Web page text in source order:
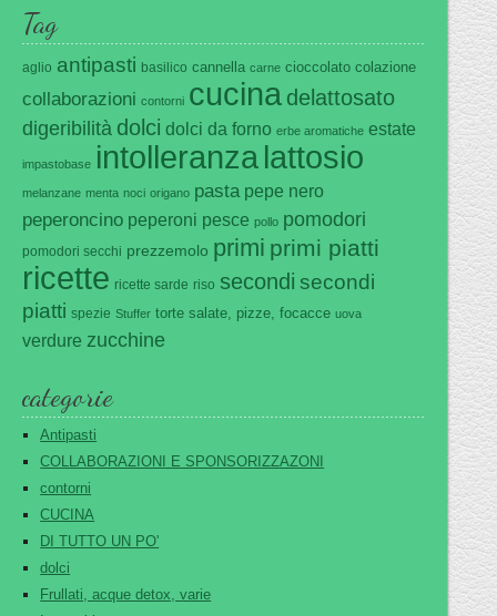
Tag
aglio antipasti basilico cannella carne cioccolato colazione
collaborazioni contorni cucina delattosato
digeribilità dolci dolci da forno erbe aromatiche estate
impastobase intolleranzalattosio
melanzane menta noci origano pasta pepe nero
peperoncino peperoni pesce pollo pomodori
pomodori secchi prezzemolo primi primi piatti
ricette ricette sarde riso secondi secondi
piatti spezie Stuffer torte salate, pizze, focacce uova
verdure zucchine
categorie
Antipasti
COLLABORAZIONI E SPONSORIZZAZONI
contorni
CUCINA
DI TUTTO UN PO'
dolci
Frullati, acque detox, varie